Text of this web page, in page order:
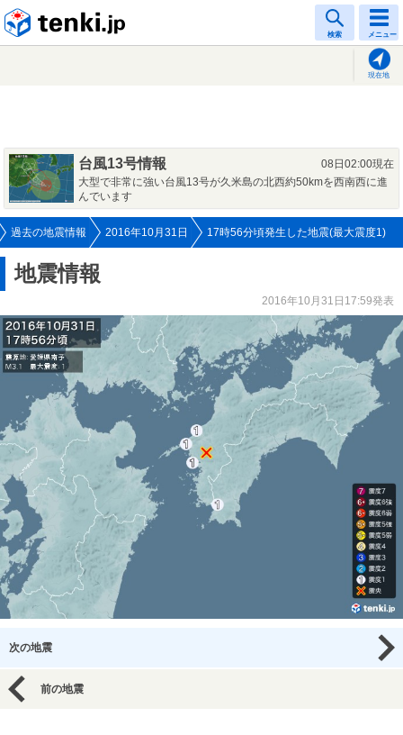
検索 メニュー
現在地
台風13号情報
08日02:00現在
大型で非常に強い台風13号が久米島の北西約50kmを西南西に進
んでいます
過去の地震情報 2016年10月31日 17時56分頃発生した地震(最大震度1)
地震情報
2016年10月31日17:59発表
次の地震
前の地震